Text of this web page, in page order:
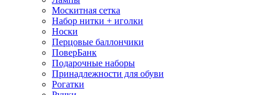
Москитная сетка
Набор нитки + иголки
Носки
Перцовые баллончики
ПоверБанк
Подарочные наборы
Принадлежности для обуви
Рогатки